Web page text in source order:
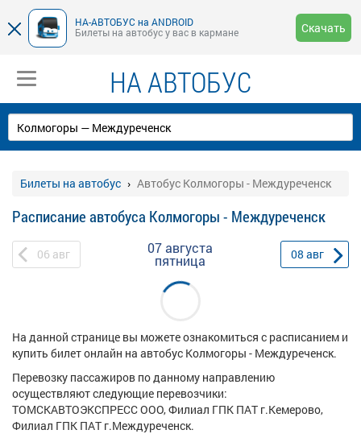
НА-АВТОБУС на ANDROID
Билеты на автобус у вас в кармане
Скачать
НА АВТОБУС
Билеты на автобус Автобус Колмогоры - Междуреченск
Расписание автобуса Колмогоры - Междуреченск
06 авг 07 августа
пятница 08 авг
На данной странице вы можете ознакомиться с расписанием и
купить билет онлайн на автобус Колмогоры - Междуреченск.
Перевозку пассажиров по данному направлению
осуществляют следующие перевозчики:
ТОМСКАВТОЭКСПРЕСС ООО, Филиал ГПК ПАТ г.Кемерово,
Филиал ГПК ПАТ г.Междуреченск.